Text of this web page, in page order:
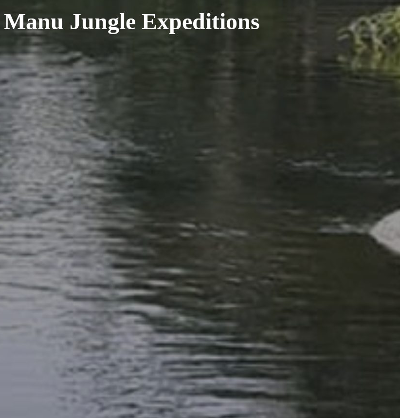
Jungle Expeditions